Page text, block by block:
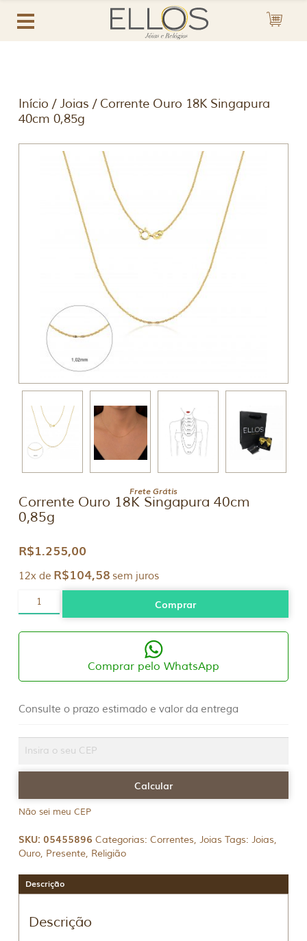
Início /Joias / Corrente Ouro 18K Singapura
40cm 0,85g
Frete Grátis
Corrente Ouro 18K Singapura 40cm
0,85g
R$1.255,00
12x de R$104,58 sem juros
18K
40cm
Comprar
Comprar pelo WhatsApp
Consulte o prazo estimado e valor da entrega
Não sei meu CEP
SKU:05455896 Categorias:Correntes,Joias Tags:Joias,
Ouro, Presente, Religião
Descrição
Descrição